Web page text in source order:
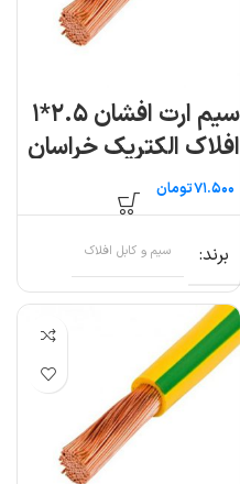
سیم ارت افشان ۲.۵*۱
افلاک الکتریک خراسان
(متری)
تومان
برند سیم و کابل افلاک